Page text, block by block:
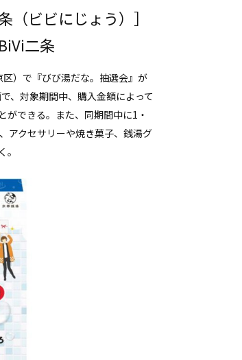
（ビビにじょう）］
二条
）で『びび湯だな。抽選会』が
、対象期間中、購入金額によって
できる。また、同期間中に1・
アクセサリーや焼き菓子、銭湯グ